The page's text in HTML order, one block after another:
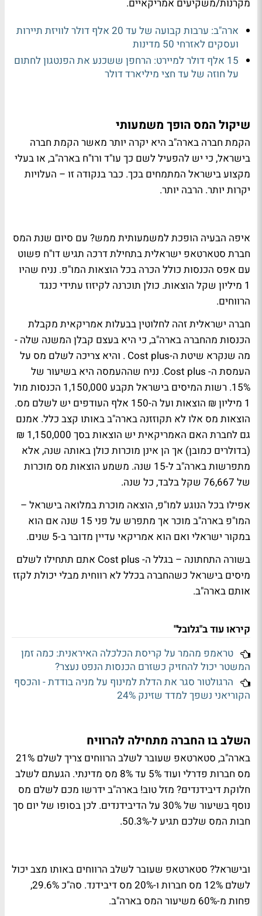
מקרנות/משקיעים אמריקאיים.
ארה"ב: ערבות קבועה של עד 20 אלף דולר לוויזת תיירות
ועסקים לאזרחי 50 מדינות
15 אלף דולר למיירט: הרחפן ששכנע את הפנטגון לחתום
על חוזה של עד חצי מיליארד דולר
שיקול המס הופך משמעותי
הקמת חברה בארה"ב היא יקרה יותר מאשר הקמת חברה
בישראל, כי יש להפעיל לשם כך עו"ד ורו"ח בארה"ב, או בעלי
מקצוע בישראל המתמחים בכך. כבר בנקודה זו – העלויות
יקרות יותר. הרבה יותר.
איפה הבעיה הופכת למשמעותית ממש? עם סיום שנת המס
חברת סטארטאפ ישראלית בתחילת דרכה תגיש דו"ח פשוט
עם אפס הכנסות כולל הכרה בכל הוצאות המו"פ. נניח שהיו
1 מיליון שקל הוצאות. כולן תוכרנה לקיזוז עתידי כנגד
הרווחים.
חברה ישראלית זהה לחלוטין בבעלות אמריקאית מקבלת
הכנסות מהחברה בארה"ב, כי היא בעצם קבלן המשנה שלה -
מה שנקרא שיטת ה-Cost plus . והיא צריכה לשלם מס על
העמסת ה- Cost plus. נניח שההעמסה היא בשיעור של
15%. רשות המיסים בישראל תקבע 1,150,000 הכנסות מול
1 מיליון ₪ הוצאות ועל ה-150 אלף העודפים יש לשלם מס.
הוצאות מס אלו לא תקוזזנה בארה"ב באותו קצב כלל. אמנם
גם לחברת האם האמריקאית יש הוצאות בסך 1,150,000 ₪
(בדולרים כמובן) אך הן אינן מוכרות כולן באותה שנה, אלא
מתפרשות בארה"ב ל-15 שנה. משמע הוצאות מס מוכרות
של 76,667 שקל בלבד, כל שנה.
אפילו בכל הנוגע למו"פ, הוצאה מוכרת במלואה בישראל –
המו"פ בארה"ב מוכר אך מתפרש על פני 15 שנה אם הוא
במקור ישראלי ואם הוא אמריקאי עדיין מדובר ב-5 שנים.
בשורה התחתונה – בגלל ה- Cost plus אתם תתחילו לשלם
מיסים בישראל כשהחברה בכלל לא רווחית מבלי יכולת לקזז
אותם בארה"ב.
קיראו עוד ב"גלובל"
טראמפ מהמר על קריסת הכלכלה האיראנית: כמה זמן
המשטר יכול להחזיק כשזרם הכנסות הנפט נעצר?
הרגולטור סגר את הדלת למינוף על מניה בודדת - והכסף
הקוריאני נשפך למדד שזינק 24%
השלב בו החברה מתחילה להרוויח
בארה"ב, סטארטאפ שעובר לשלב הרווחים צריך לשלם 21%
מס חברות פדרלי ועוד 5% עד 8% מס מדינתי. הגעתם לשלב
חלוקת דיבידנדים? מזל טוב! בארה"ב ידרשו מכם לשלם מס
נוסף בשיעור של 30% על הדיבידנדים. לכן בסופו של יום סך
חבות המס שלכם תגיע ל-50.3%.
ובישראל? סטארטאפ שעובר לשלב הרווחים באותו מצב יכול
לשלם 12% מס חברות ו-20% מס דיבידנד. סה"כ 29.6%,
פחות מ-60% משיעור המס בארה"ב.